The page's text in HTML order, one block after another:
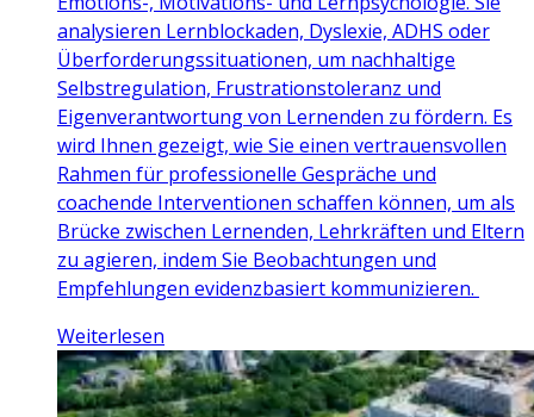
analysieren Lernblockaden, Dyslexie, ADHS oder
Überforderungssituationen, um nachhaltige
Selbstregulation, Frustrationstoleranz und
Eigenverantwortung von Lernenden zu fördern. Es
wird Ihnen gezeigt, wie Sie einen vertrauensvollen
Rahmen für professionelle Gespräche und
coachende Interventionen schaffen können, um als
Brücke zwischen Lernenden, Lehrkräften und Eltern
zu agieren, indem Sie Beobachtungen und
Empfehlungen evidenzbasiert kommunizieren.
Weiterlesen